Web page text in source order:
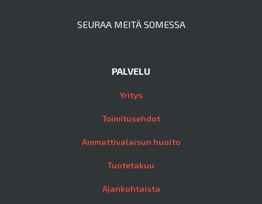
SEURAA MEITÄ SOMESSA
PALVELU
Yritys
Toimitusehdot
Ammattivalaisun huolto
Tuotetakuu
Ajankohtaista